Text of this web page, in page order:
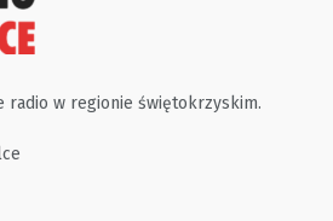
radio w regionie świętokrzyskim.